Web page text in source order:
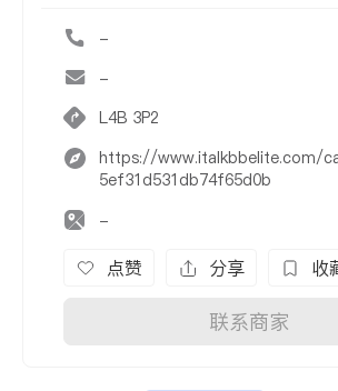
-
-
L4B 3P2
https://www.italkbbelite.com/
5ef31d531db74f65d0b
-
点赞 分享 收
联系商家